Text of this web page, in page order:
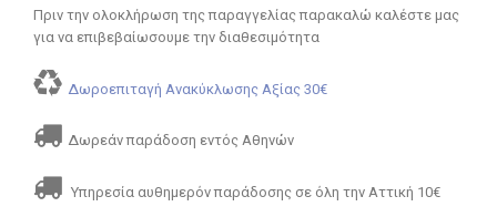
Πριν την ολοκλήρωση της παραγγελίας παρακαλώ καλέστε μας
για να επιβεβαίωσουμε την διαθεσιμότητα
Δωροεπιταγή Ανακύκλωσης Αξίας 30€
Δωρεάν παράδοση εντός Αθηνών
Υπηρεσία αυθημερόν παράδοσης σε όλη την Αττική 10€